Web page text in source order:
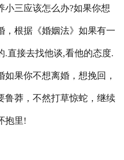
婚姻咨询
保密协议
三应该怎么办?如果你想
，根据《婚姻法》如果有一
.直接去找他谈,看他的态度.
果你不想离婚，想挽回，
鲁莽，不然打草惊蛇，继续
抱里!